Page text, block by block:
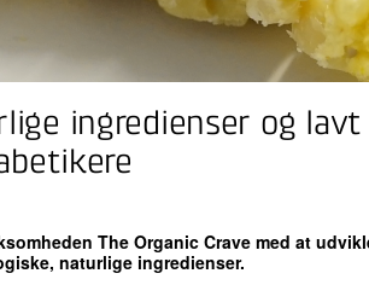
ingredienser og lavt
The Organic Crave med at
naturlige ingredienser.